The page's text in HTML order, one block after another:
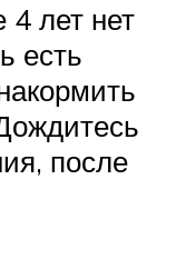
4 лет нет
есть
после